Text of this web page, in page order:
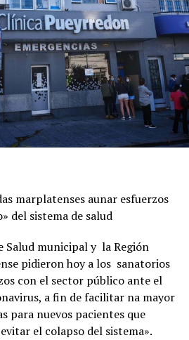
marplatenses aunar esfuerzos
del sistema de salud
Salud municipal y la Región
pidieron hoy a los sanatorios
con el sector público ante el
a fin de facilitar na mayor
para nuevos pacientes que
el colapso del sistema».